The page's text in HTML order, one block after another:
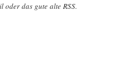
oder das gute alte RSS.